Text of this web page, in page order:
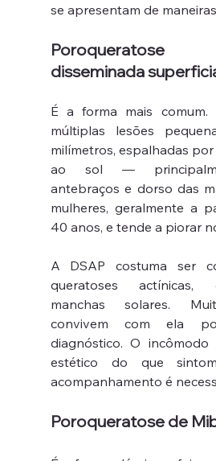
se apresentam de
disseminada
É a forma mais comum.
múltiplas lesões
milímetros, espalhadas
ao sol —
antebraços e dorso das
mulheres, geralmente a
40 anos, e tende a piorar
A DSAP costuma ser
queratoses actínicas,
manchas solares.
convivem com ela
diagnóstico. O
estético do que
acompanhamento é
Poroqueratose de